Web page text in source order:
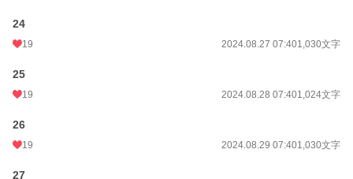
24
19 2024.08.27 07:401,030文字
25
19 2024.08.28 07:401,024文字
26
19 2024.08.29 07:401,030文字
27